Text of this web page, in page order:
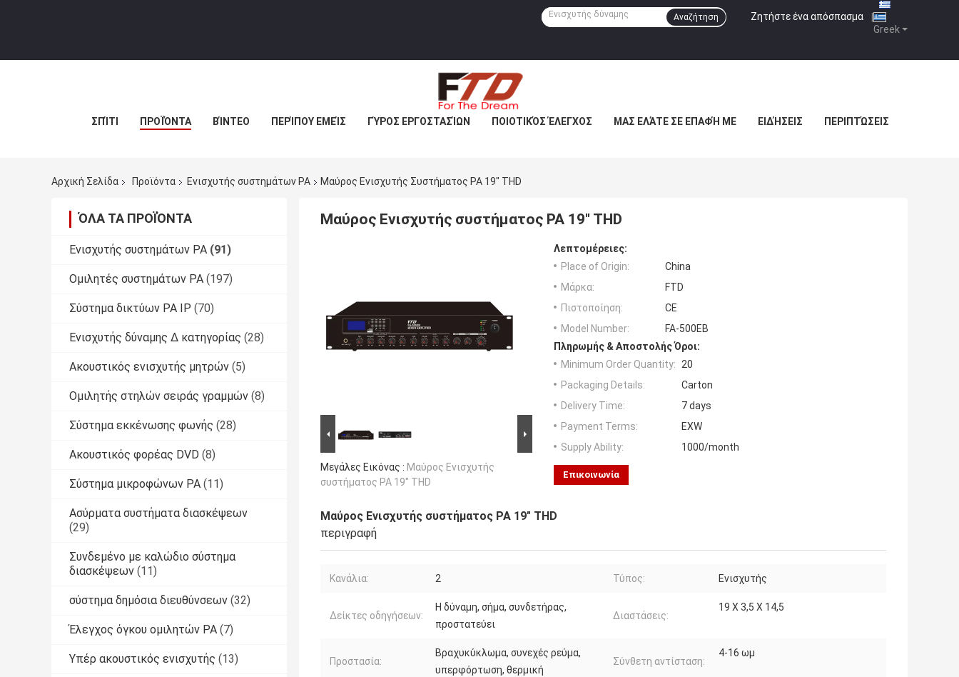
Greek
Ζητήστε ένα απόσπασμα |
Αναζήτηση
ΣΠΊΤΙ ΠΡΟΪΌΝΤΑ ΒΊΝΤΕΟ ΠΕΡΊΠΟΥ ΕΜΕΊΣ ΓΎΡΟΣ ΕΡΓΟΣΤΑΣΊΩΝ ΠΟΙΟΤΙΚΌΣ ΈΛΕΓΧΟΣ ΜΑΣ ΕΛΆΤΕ ΣΕ ΕΠΑΦΉ ΜΕ ΕΙΔΉΣΕΙΣ ΠΕΡΙΠΤΏΣΕΙΣ
Αρχική Σελίδα Προϊόντα Ενισχυτής συστημάτων PA Μαύρος Ενισχυτής Συστήματος PA 19" THD
ΌΛΑ ΤΑ ΠΡΟΪΌΝΤΑ
Ενισχυτής συστημάτων PA (91)
Ομιλητές συστημάτων PA (197)
Σύστημα δικτύων PA IP (70)
Ενισχυτής δύναμης Δ κατηγορίας (28)
Ακουστικός ενισχυτής μητρών (5)
Ομιλητής στηλών σειράς γραμμών (8)
Σύστημα εκκένωσης φωνής (28)
Ακουστικός φορέας DVD (8)
Σύστημα μικροφώνων PA (11)
Ασύρματα συστήματα διασκέψεων
(29)
Συνδεμένο με καλώδιο σύστημα
διασκέψεων (11)
σύστημα δημόσια διευθύνσεων (32)
Έλεγχος όγκου ομιλητών PA (7)
Υπέρ ακουστικός ενισχυτής (13)
Μαύρος Ενισχυτής συστήματος PA 19" THD
Μεγάλες Εικόνας : Μαύρος Ενισχυτής
συστήματος PA 19" THD
Λεπτομέρειες:
Place of Origin:
China
Μάρκα:
FTD
Πιστοποίηση:
CE
Model Number:
FA-500EB
Πληρωμής & Αποστολής Όροι:
Minimum Order Quantity: 20
Packaging Details:
Carton
Delivery Time:
7 days
Payment Terms:
EXW
Supply Ability:
1000/month
Επικοινωνία
Μαύρος Ενισχυτής συστήματος PA 19" THD
περιγραφή
Κανάλια: 2 Τύπος: Ενισχυτής
Δείκτες οδηγήσεων:
Η δύναμη, σήμα, συνδετήρας,
προστατεύει
Διαστάσεις:
19 X 3,5 X 14,5
Προστασία:
Βραχυκύκλωμα, συνεχές ρεύμα,
υπερφόρτωση, θερμική
Σύνθετη αντίσταση:
4-16 ωμ